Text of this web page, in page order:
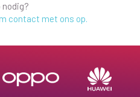
nodig?
contact met ons op.